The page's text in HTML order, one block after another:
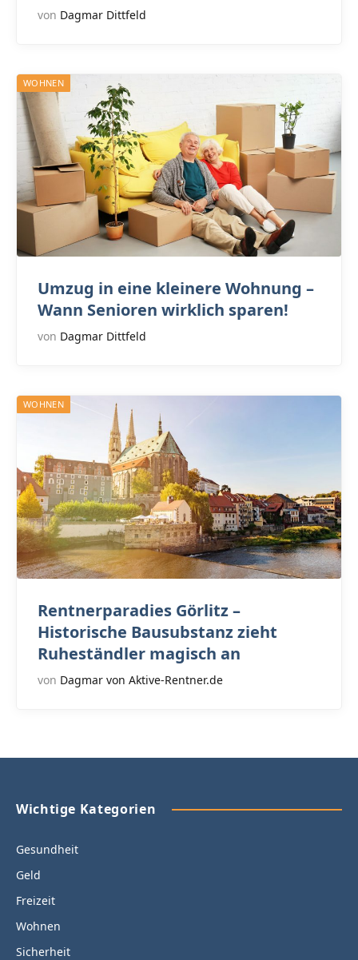
von Dagmar Dittfeld
WOHNEN
Umzug in eine kleinere Wohnung –
Wann Senioren wirklich sparen!
von Dagmar Dittfeld
WOHNEN
Rentnerparadies Görlitz –
Historische Bausubstanz zieht
Ruheständler magisch an
von Dagmar von Aktive-Rentner.de
Wichtige Kategorien
Gesundheit
Geld
Freizeit
Wohnen
Sicherheit